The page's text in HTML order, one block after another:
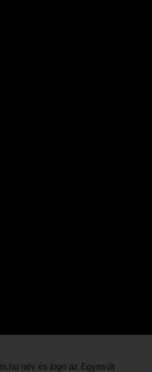
név és logo az Egyesült